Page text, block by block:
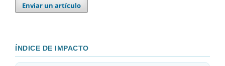
Enviar un artículo
ÍNDICE DE IMPACTO